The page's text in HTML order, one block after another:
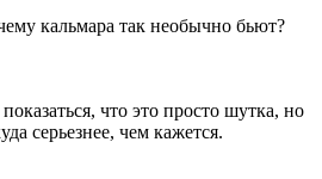
кальмара так необычно бьют?
что это просто шутка, но
серьезнее, чем кажется.